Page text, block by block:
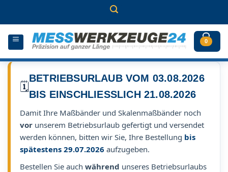
0
🗓️
BETRIEBSURLAUB VOM 03.08.2026
BIS EINSCHLIESSLICH 21.08.2026
Damit Ihre Maßbänder und Skalenmaßbänder noch
vor unserem Betriebsurlaub gefertigt und versendet
werden können, bitten wir Sie, Ihre Bestellung bis
spätestens 29.07.2026 aufzugeben.
Bestellen Sie auch während unseres Betriebsurlaubs